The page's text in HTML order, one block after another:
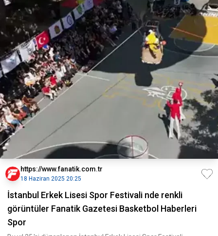
https://www.fanatik.com.tr
18 Haziran 2025 20:25
İstanbul Erkek Lisesi Spor Festivali nde renkli
görüntüler Fanatik Gazetesi Basketbol Haberleri
Spor